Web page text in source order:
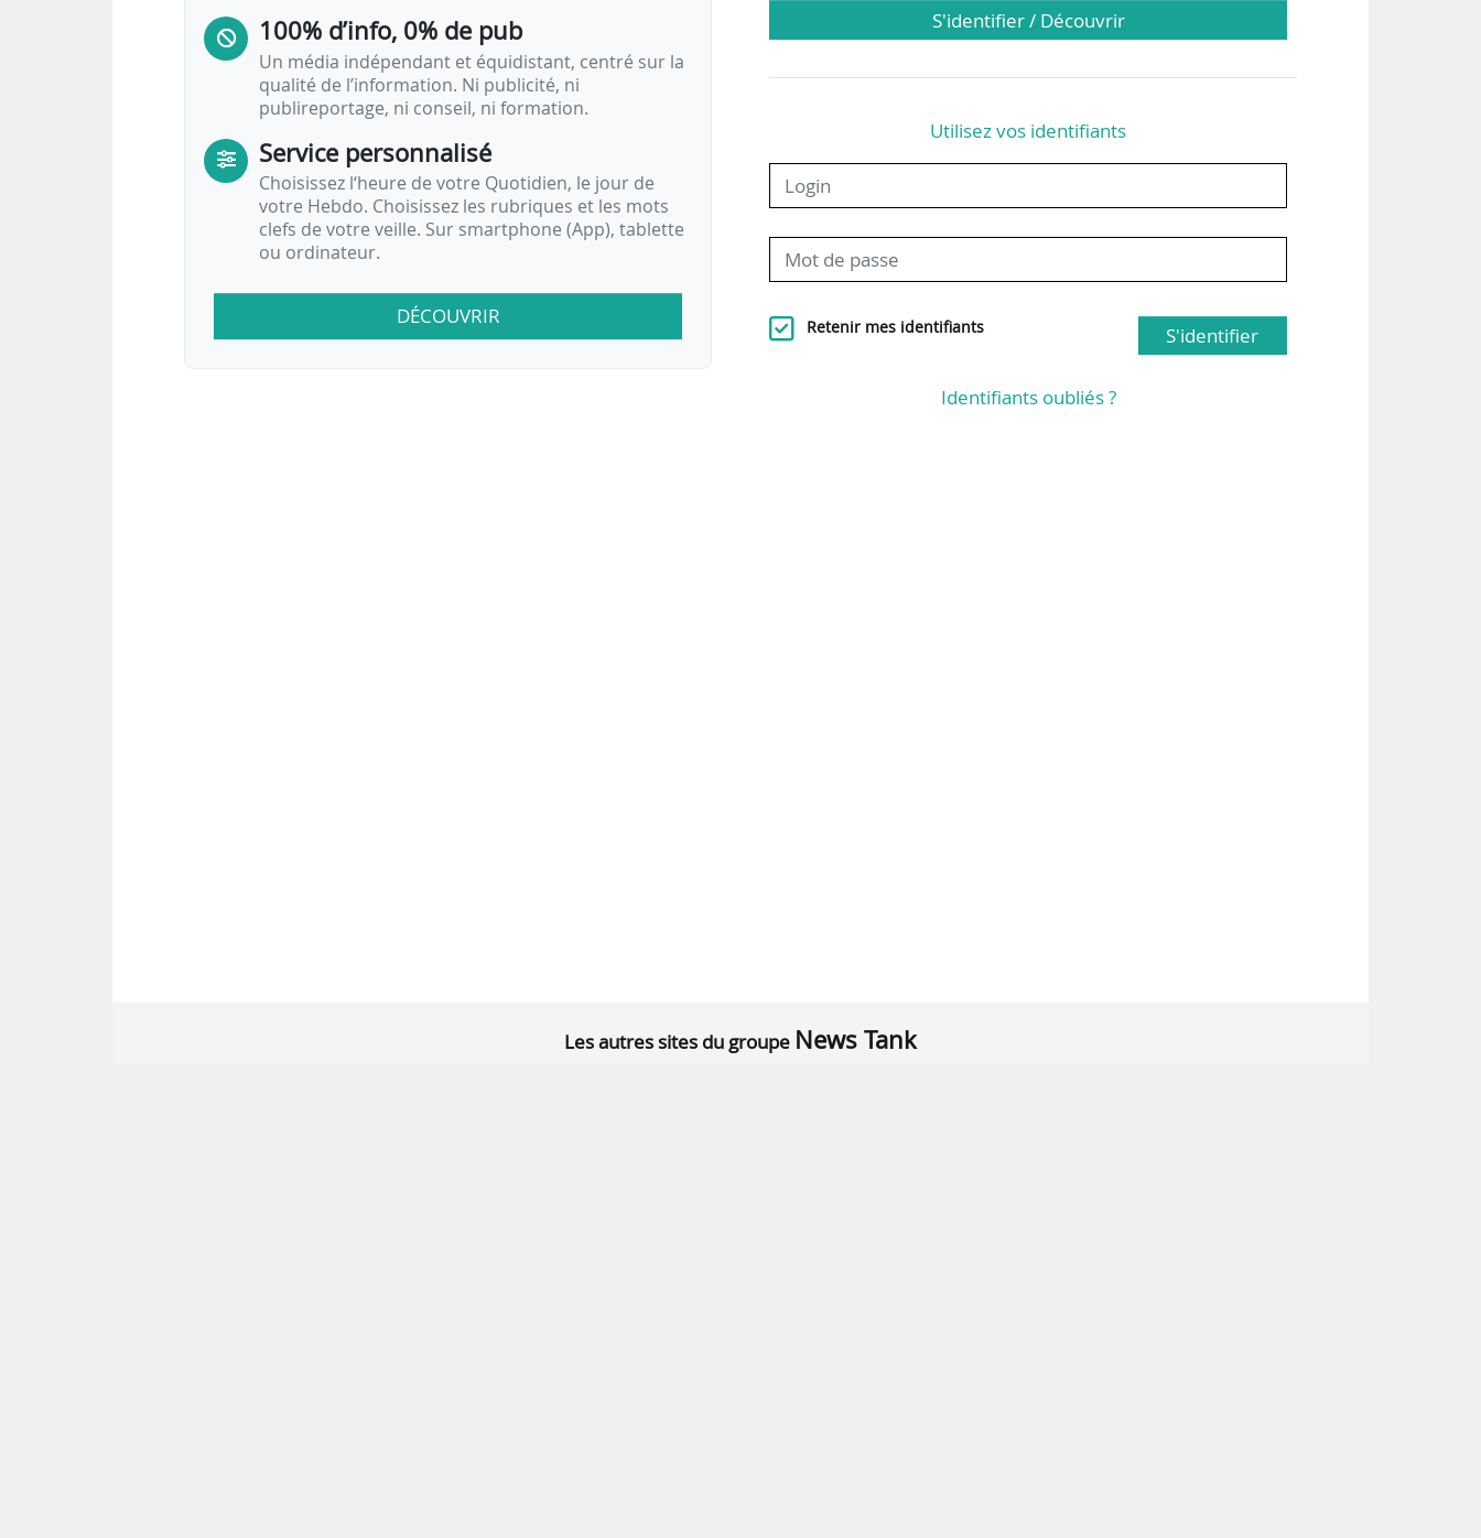
100% d’info, 0% de pub
Un média indépendant et équidistant, centré sur la
qualité de l’information. Ni publicité, ni
publireportage, ni conseil, ni formation.
Service personnalisé
Choisissez l‘heure de votre Quotidien, le jour de
votre Hebdo. Choisissez les rubriques et les mots
clefs de votre veille. Sur smartphone (App), tablette
ou ordinateur.
DÉCOUVRIR
S'identifier / Découvrir
Utilisez vos identifiants
Retenir mes identifiants S'identifier
Identifiants oubliés ?
Les autres sites du groupe News Tank